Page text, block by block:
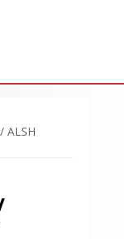
ALSH